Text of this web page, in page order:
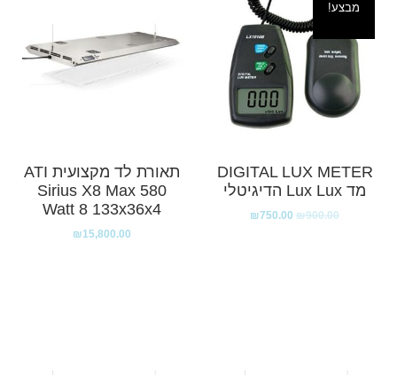
מבצע!
DIGITAL LUX METER
מד Lux Lux הדיגיטלי
₪900.00
₪750.00
תאורת לד מקצועית ATI
Sirius X8 Max 580
Watt 8 133x36x4
₪15,800.00